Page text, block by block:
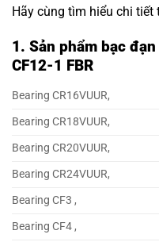
Hãy cùng tìm hiểu chi
1. Sản phẩm bạc
CF12-1 FBR
Bearing CR16VUUR,
Bearing CR18VUUR,
Bearing CR20VUUR,
Bearing CR24VUUR,
Bearing CF3 ,
Bearing CF4 ,